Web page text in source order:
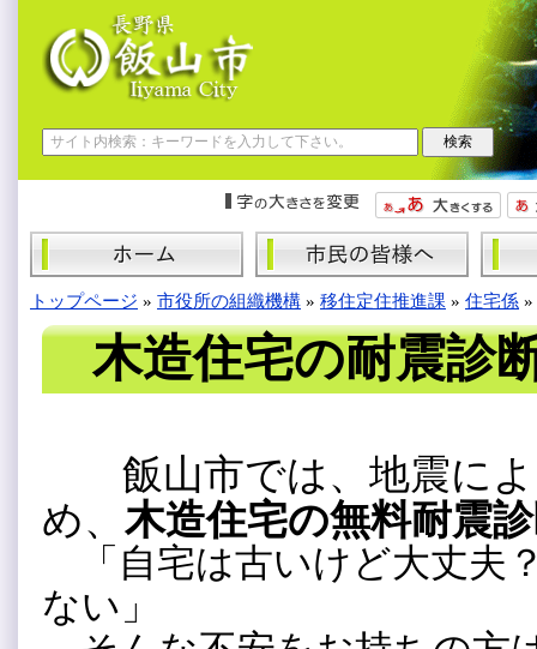
トップページ » 市役所の組織機構 » 移住定住推進課 » 住宅係 »
木造住宅の耐震診
飯山市では、地震に
め、 木造住宅の無料耐震
「自宅は古いけど大丈夫
ない」